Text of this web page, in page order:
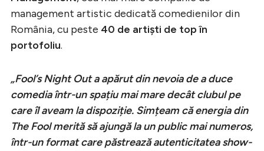
management artistic dedicată comedienilor din
România, cu peste 40 de artiști de top în
portofoliu.
„Fool’s Night Out a apărut din nevoia de a duce
comedia într-un spațiu mai mare decât clubul pe
care îl aveam la dispoziție. Simțeam că energia din
The Fool merită să ajungă la un public mai numeros,
într-un format care păstrează autenticitatea show-